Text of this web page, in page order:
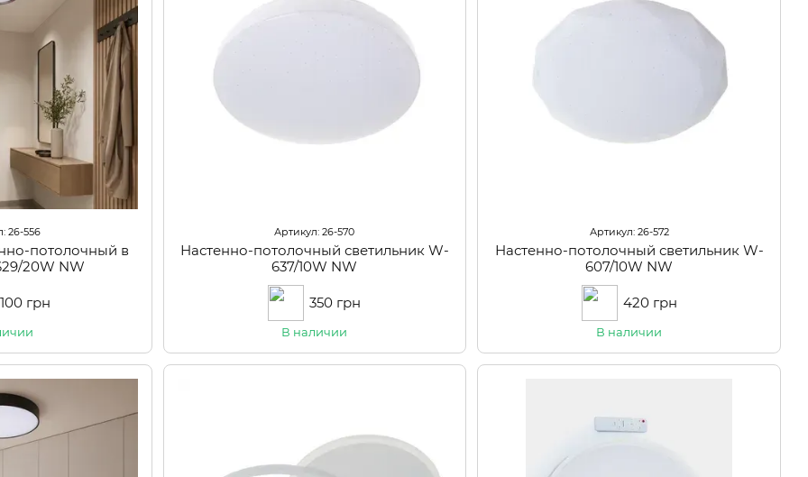
26-556
потолочный в
20W NW
грн
Артикул: 26-570
Настенно-потолочный светильник W-
637/10W NW
350 грн
В наличии
Артикул: 26-572
Настенно-потолочный светильник W-
607/10W NW
420 грн
В наличии